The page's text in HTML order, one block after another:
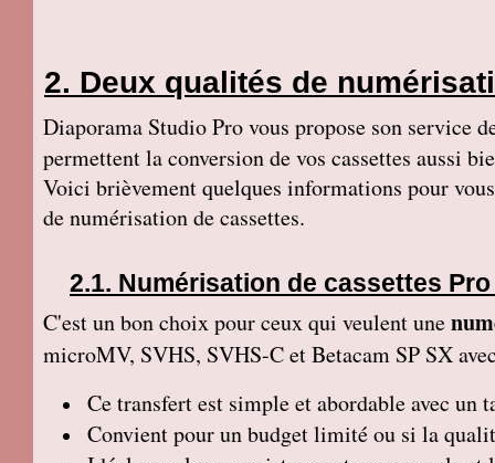
Deux qualités de
Diaporama Studio Pro vous propose son service
permettent la conversion de vos cassettes aussi
Voici brièvement quelques informations pour
de numérisation de cassettes.
Numérisation de cassettes
C'est un bon choix pour ceux qui veulent une
microMV, SVHS, SVHS-C et Betacam SP SX
Ce transfertest simple et abordable avec un
Convient pour un budget limité ou si la